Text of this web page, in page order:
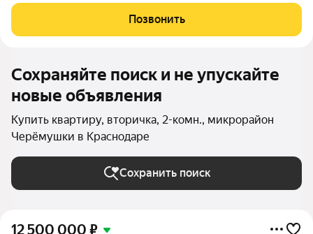
остановки общественного транспорта (трамвай, автобус,
троллейбус), «Магнит»,
Позвонить
Сохраняйте поиск и не упускайте
новые объявления
Купить квартиру, вторичка, 2-комн., микрорайон
Черёмушки в Краснодаре
Сохранить поиск
12 500 000 ₽